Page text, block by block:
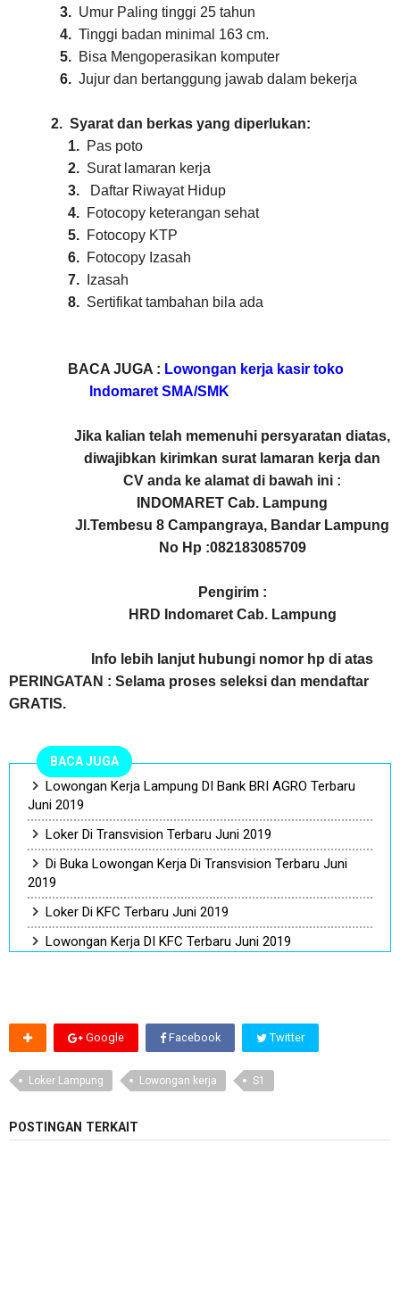
3. Umur Paling tinggi 25 tahun
4. Tinggi badan minimal 163 cm.
5.
Bisa Mengoperasikan komputer
6. Jujur dan bertanggung jawab dalam bekerja
2. Syarat dan berkas yang diperlukan:
1. Pas poto
2. Surat lamaran kerja
3.
Daftar Riwayat Hidup
4. Fotocopy keterangan sehat
5. Fotocopy KTP
6. Fotocopy Izasah
7.
Izasah
8. Sertifikat tambahan bila ada
BACA JUGA : Lowongan kerja kasir toko
Indomaret SMA/SMK
Jika kalian telah memenuhi persyaratan diatas,
diwajibkan kirimkan surat lamaran kerja dan
CV anda ke alamat di bawah ini :
INDOMARET Cab. Lampung
Jl.Tembesu 8 Campangraya, Bandar Lampung
No Hp :082183085709
Pengirim :
HRD Indomaret Cab. Lampung
Info lebih lanjut hubungi nomor hp di atas
PERINGATAN : Selama proses seleksi dan mendaftar
GRATIS.
BACA JUGA
Lowongan Kerja Lampung DI Bank BRI AGRO Terbaru
Juni 2019
Loker Di Transvision Terbaru Juni 2019
Di Buka Lowongan Kerja Di Transvision Terbaru Juni
2019
Loker Di KFC Terbaru Juni 2019
Lowongan Kerja DI KFC Terbaru Juni 2019
Google Facebook Twitter
Loker Lampung Lowongan kerja S1
POSTINGAN TERKAIT